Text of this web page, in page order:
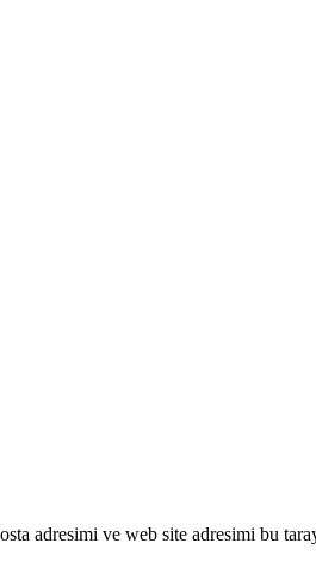
adresimi ve web site adresimi bu